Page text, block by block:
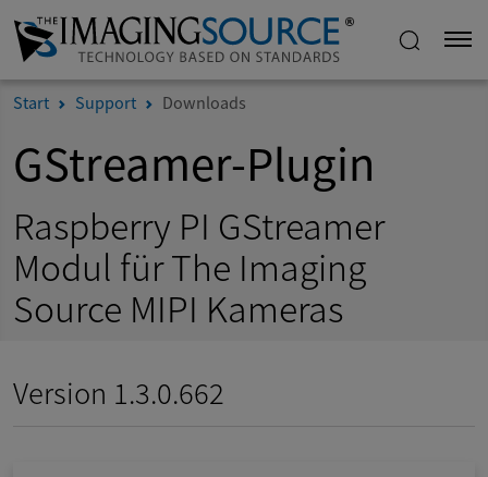
Start Support Downloads
GStreamer-Plugin
Raspberry PI GStreamer
Modul für The Imaging
Source MIPI Kameras
Version 1.3.0.662